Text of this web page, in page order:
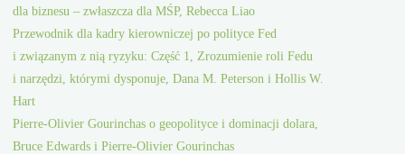
dla biznesu – zwłaszcza dla MŚP, Rebecca Liao
Przewodnik dla kadry kierowniczej po polityce Fed
i związanym z nią ryzyku: Część 1, Zrozumienie roli Fedu
i narzędzi, którymi dysponuje, Dana M. Peterson i Hollis W.
Hart
Pierre-Olivier Gourinchas o geopolityce i dominacji dolara,
Bruce Edwards i Pierre-Olivier Gourinchas